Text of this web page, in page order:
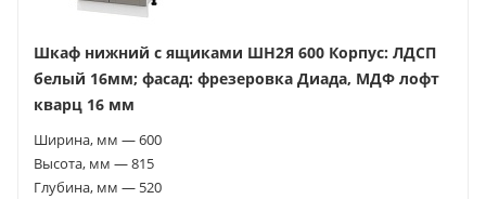
Шкаф нижний с ящиками ШН2Я 600 Корпус: ЛДСП
белый 16мм; фасад: фрезеровка Диада, МДФ лофт
кварц 16 мм
Ширина, мм — 600
Высота, мм — 815
Глубина, мм — 520